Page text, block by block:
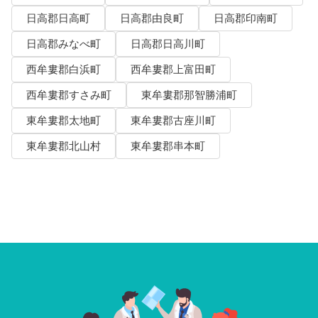
日高郡日高町 日高郡由良町
日高郡印南町
日高郡みなべ町
日高郡日高川町
西牟婁郡白浜町
西牟婁郡上富田町
西牟婁郡すさみ町
東牟婁郡那智勝浦町
東牟婁郡太地町
東牟婁郡古座川町
東牟婁郡北山村
東牟婁郡串本町